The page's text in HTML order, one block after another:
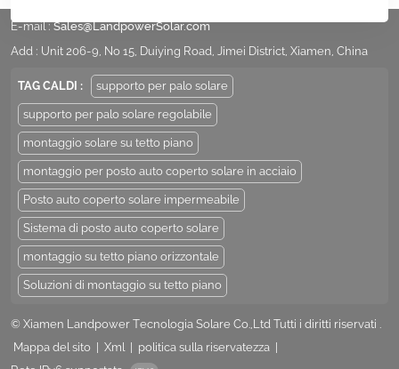
E-mail :Sales@LandpowerSolar.com
Add : Unit 206-9, No 15, Duiying Road, Jimei District, Xiamen, China
TAG CALDI : supporto per palo solare
supporto per palo solare regolabile
montaggio solare su tetto piano
montaggio per posto auto coperto solare in acciaio
Posto auto coperto solare impermeabile
Sistema di posto auto coperto solare
montaggio su tetto piano orizzontale
Soluzioni di montaggio su tetto piano
© Xiamen Landpower Tecnologia Solare Co.,Ltd Tutti i diritti riservati .
Mappa del sito
Xml politica sulla riservatezza